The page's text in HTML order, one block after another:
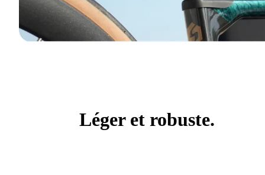
Léger et robuste.